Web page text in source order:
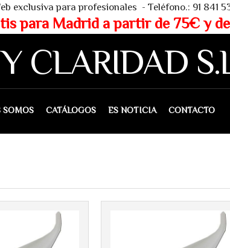
91 841 53 80 -
75€ y de 150€ (IVA
CLARIDAD
CATÁLOGOS ES NOTICIA CONTACTO